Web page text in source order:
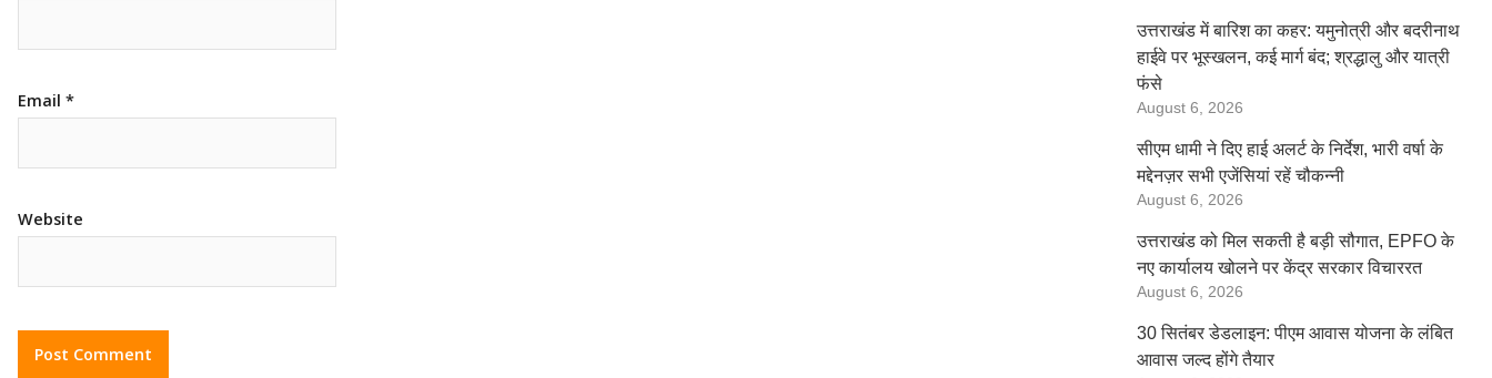
Email *
Website
उत्तराखंड में बारिश का कहर: यमुनोत्री और बदरीनाथ
हाईवे पर भूस्खलन, कई मार्ग बंद; श्रद्धालु और यात्री
फंसे
August 6, 2026
सीएम धामी ने दिए हाई अलर्ट के निर्देश, भारी वर्षा के
मद्देनज़र सभी एजेंसियां रहें चौकन्नी
August 6, 2026
उत्तराखंड को मिल सकती है बड़ी सौगात, EPFO के
नए कार्यालय खोलने पर केंद्र सरकार विचाररत
August 6, 2026
30 सितंबर डेडलाइन: पीएम आवास योजना के लंबित
आवास जल्द होंगे तैयार